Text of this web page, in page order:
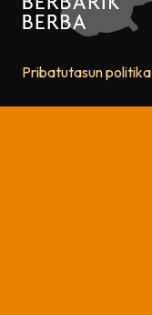
Pribatutasun politika